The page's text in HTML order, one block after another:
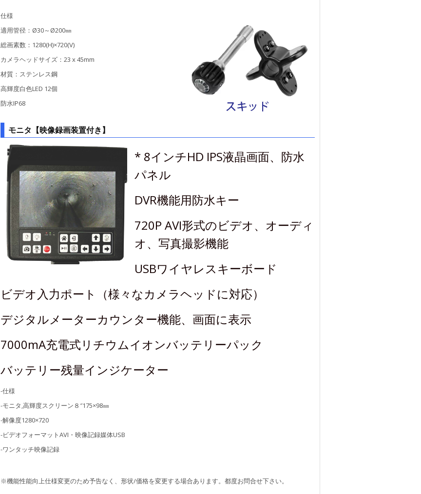
仕様
適用管径：Ø30～Ø200㎜
総画素数：1280(H)×720(V)
カメラヘッドサイズ：23 x 45mm
材質：ステンレス鋼
高輝度白色LED 12個
防水IP68
モニタ【映像録画装置付き】
* 8インチHD IPS液晶画面、防水
パネル
DVR機能用防水キー
720P AVI形式のビデオ、オーディ
オ、写真撮影機能
USBワイヤレスキーボード
ビデオ入力ポート（様々なカメラヘッドに対応）
デジタルメーターカウンター機能、画面に表示
7000mA充電式リチウムイオンバッテリーパック
バッテリー残量インジケーター
-仕様
-モニタ,高輝度スクリーン８″175×98㎜
-解像度1280×720
-ビデオフォーマットAVI・映像記録媒体USB
-ワンタッチ映像記録
※機能性能向上仕様変更のため予告なく、形状/価格を変更する場合あります。都度お問合せ下さい。